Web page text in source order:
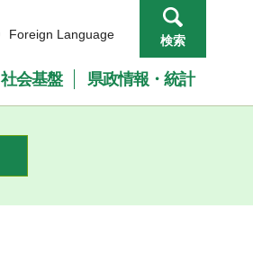
Foreign Language 検索
社会基盤 県政情報・統計